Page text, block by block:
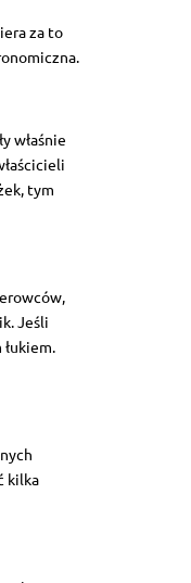
za to
właśnie
tym
Jeśli
kilka